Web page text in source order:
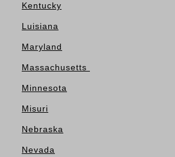
Kentucky
Luisiana
Maryland
Massachusetts
Minnesota
Misuri
Nebraska
Nevada